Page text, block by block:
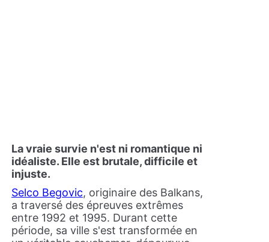
La vraie survie n'est ni romantique ni
idéaliste. Elle est brutale, difficile et
injuste.
Selco Begovic, originaire des Balkans,
a traversé des épreuves extrêmes
entre 1992 et 1995. Durant cette
période, sa ville s'est transformée en